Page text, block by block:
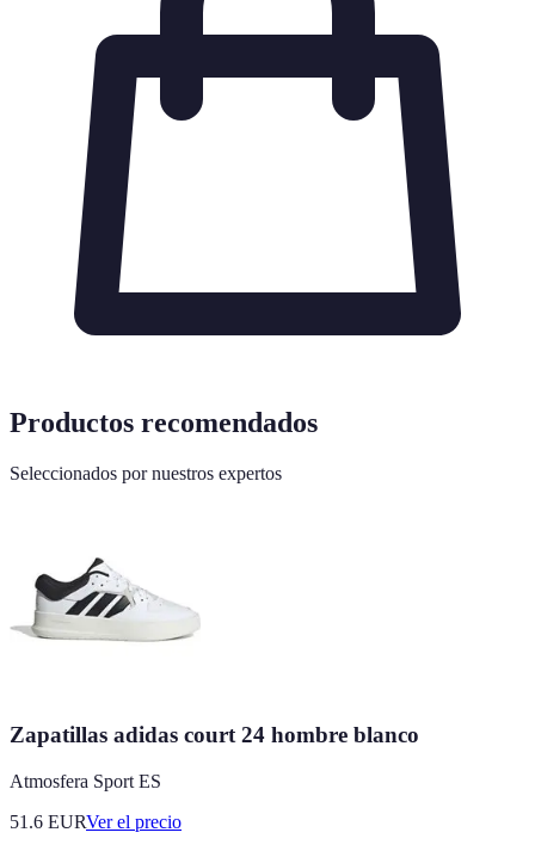
Productos recomendados
Seleccionados por nuestros expertos
Zapatillas adidas court 24 hombre blanco
Atmosfera Sport ES
51.6 EURVer el precio